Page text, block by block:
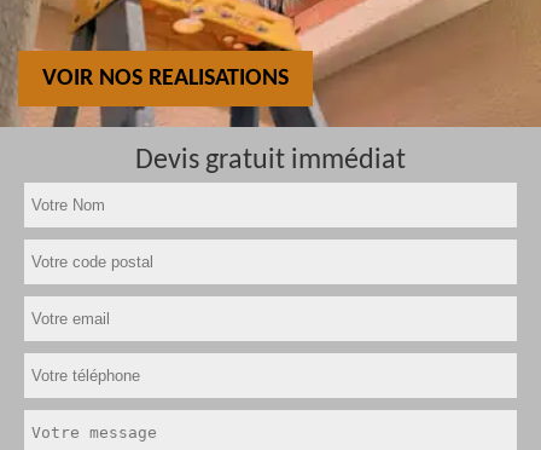
VOIR NOS REALISATIONS
Devis gratuit immédiat